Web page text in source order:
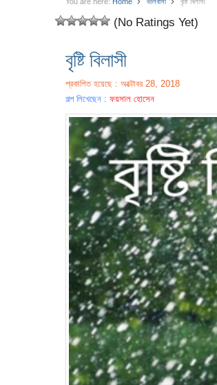
(No Ratings Yet)
বৃষ্টি বিলাসী
প্রকাশিত হয়েছে : অক্টোবর 28, 2018
গল্প লিখেছেন : ফয়সাল হোসেন